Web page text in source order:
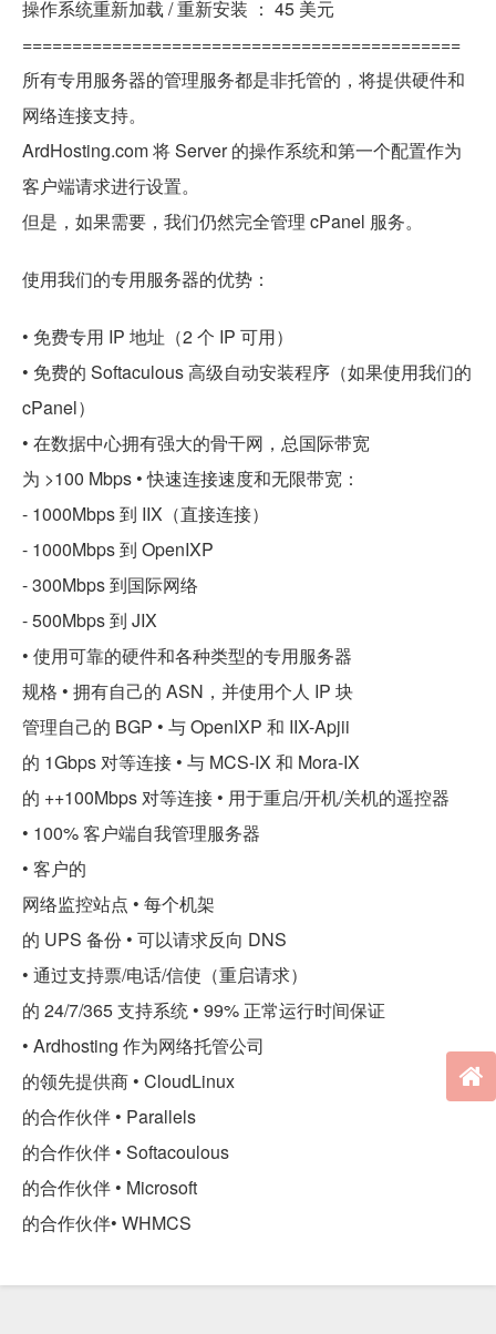
操作系统重新加载 / 重新安装 ： 45 美元
============================================
所有专用服务器的管理服务都是非托管的，将提供硬件和
网络连接支持。
ArdHosting.com 将 Server 的操作系统和第一个配置作为
客户端请求进行设置。
但是，如果需要，我们仍然完全管理 cPanel 服务。
使用我们的专用服务器的优势：
• 免费专用 IP 地址（2 个 IP 可用）
• 免费的 Softaculous 高级自动安装程序（如果使用我们的
cPanel）
• 在数据中心拥有强大的骨干网，总国际带宽
为 >100 Mbps • 快速连接速度和无限带宽：
- 1000Mbps 到 IIX（直接连接）
- 1000Mbps 到 OpenIXP
- 300Mbps 到国际网络
- 500Mbps 到 JIX
• 使用可靠的硬件和各种类型的专用服务器
规格 • 拥有自己的 ASN，并使用个人 IP 块
管理自己的 BGP • 与 OpenIXP 和 IIX-Apjii
的 1Gbps 对等连接 • 与 MCS-IX 和 Mora-IX
的 ++100Mbps 对等连接 • 用于重启/开机/关机的遥控器
• 100% 客户端自我管理服务器
• 客户的
网络监控站点 • 每个机架
的 UPS 备份 • 可以请求反向 DNS
• 通过支持票/电话/信使（重启请求）
的 24/7/365 支持系统 • 99% 正常运行时间保证
• Ardhosting 作为网络托管公司
的领先提供商 • CloudLinux
的合作伙伴 • Parallels
的合作伙伴 • Softacoulous
的合作伙伴 • Microsoft
的合作伙伴• WHMCS